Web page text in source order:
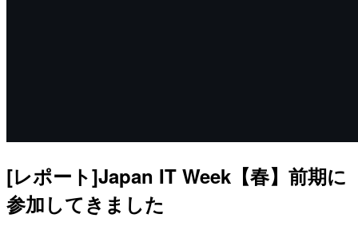
[レポート]Japan IT Week【春】前期に
参加してきました